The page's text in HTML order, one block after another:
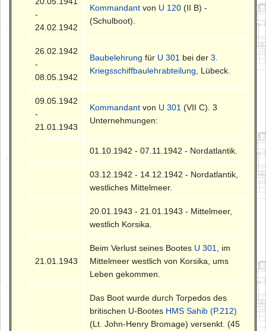
-
24.02.1942
Kommandant von U 120 (II B) -
(Schulboot).
26.02.1942
-
08.05.1942
Baubelehrung für U 301 bei der3.
Kriegsschiffbaulehrabteilung , Lübeck.
09.05.1942
-
21.01.1943
Kommandant von U 301 (VII C). 3
Unternehmungen:
01.10.1942 - 07.11.1942 - Nordatlantik.
03.12.1942 - 14.12.1942 - Nordatlantik,
westliches Mittelmeer.
20.01.1943 - 21.01.1943 - Mittelmeer,
westlich Korsika.
21.01.1943
Beim Verlust seines Bootes U 301
, im
Mittelmeer westlich von Korsika, ums
Leben gekommen.
Das Boot wurde durch Torpedos des
britischen U-Bootes HMS Sahib (P.212)
(Lt. John-Henry Bromage) versenkt. (45